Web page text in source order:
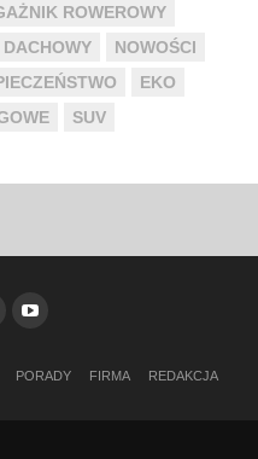
ROWEROWY
DACHOWY
NOWOŚCI
EKO
SUV
PORADY FIRMA REDAKCJA